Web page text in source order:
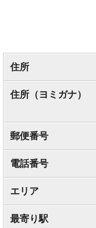
住所
住所（ヨミガナ）
郵便番号
電話番号
エリア
最寄り駅